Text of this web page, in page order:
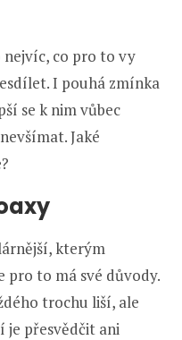
co pro to vy
I pouhá zmínka
se k nim vůbec
Jaké
kterým
pro to má své důvody.
trochu liší, ale
je přesvědčit ani